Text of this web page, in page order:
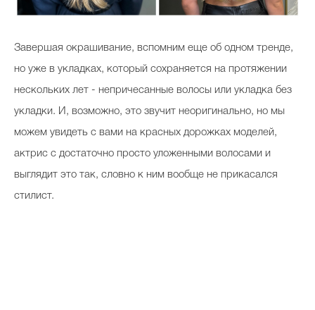
Завершая окрашивание, вспомним еще об одном тренде,
но уже в укладках, который сохраняется на протяжении
нескольких лет - непричесанные волосы или укладка без
укладки. И, возможно, это звучит неоригинально, но мы
можем увидеть с вами на красных дорожках моделей,
актрис с достаточно просто уложенными волосами и
выглядит это так, словно к ним вообще не прикасался
стилист.